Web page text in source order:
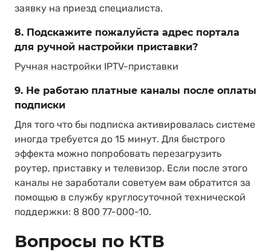
заявку на приезд специалиста.
8. Подскажите пожалуйста адрес портала
для ручной настройки приставки?
Ручная настройки IPTV-приставки
9. Не работаю платные каналы после оплаты
подписки
Для того что бы подписка активировалась системе
иногда требуется до 15 минут. Для быстрого
эффекта можно попробовать перезагрузить
роутер, приставку и телевизор. Если после этого
каналы не заработали советуем вам обратится за
помощью в службу круглосуточной технической
поддержки: 8 800 77-000-10.
Вопросы по КТВ